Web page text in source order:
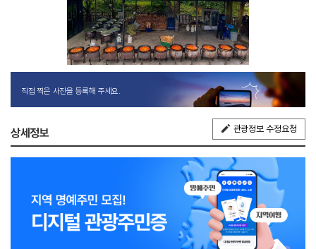
직접 찍은 사진을 등록해 주세요.
상세정보 관광정보 수정요청